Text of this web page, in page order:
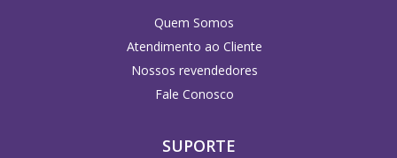
Quem Somos
Atendimento ao Cliente
Nossos revendedores
Fale Conosco
SUPORTE